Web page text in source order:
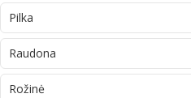
Pilka
Raudona
Rožinė